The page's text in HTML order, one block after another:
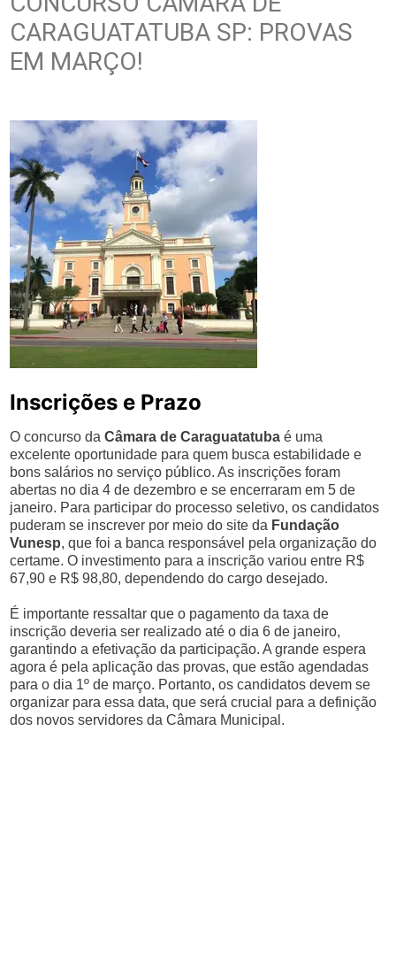
CARAGUATATUBA SP: PROVAS
EM MARÇO!
Inscrições e Prazo
O concurso daCâmara de Caraguatatuba é uma
excelente oportunidade para quem busca estabilidade e
bons salários no serviço público. As inscrições foram
abertas no dia 4 de dezembro e se encerraram em 5 de
janeiro. Para participar do processo seletivo, os candidatos
puderam se inscrever por meio do site da Fundação
Vunesp, que foi a banca responsável pela organização do
certame. O investimento para a inscrição variou entre R$
67,90 e R$ 98,80, dependendo do cargo desejado.
É importante ressaltar que o pagamento da taxa de
inscrição deveria ser realizado até o dia 6 de janeiro,
garantindo a efetivação da participação. A grande espera
agora é pela aplicação das provas, que estão agendadas
para o dia 1º de março. Portanto, os candidatos devem se
organizar para essa data, que será crucial para a definição
dos novos servidores da Câmara Municipal.